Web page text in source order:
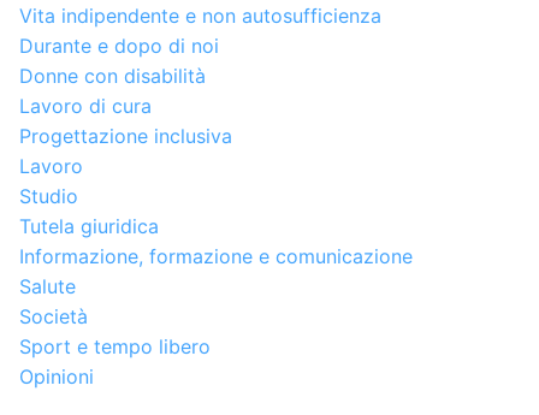
Vita indipendente e non autosufficienza
Durante e dopo di noi
Donne con disabilità
Lavoro di cura
Progettazione inclusiva
Lavoro
Studio
Tutela giuridica
Informazione, formazione e comunicazione
Salute
Società
Sport e tempo libero
Opinioni